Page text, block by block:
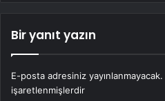
Bir yanıt yazın
E-posta adresiniz yayınlanmayacak.
işaretlenmişlerdir